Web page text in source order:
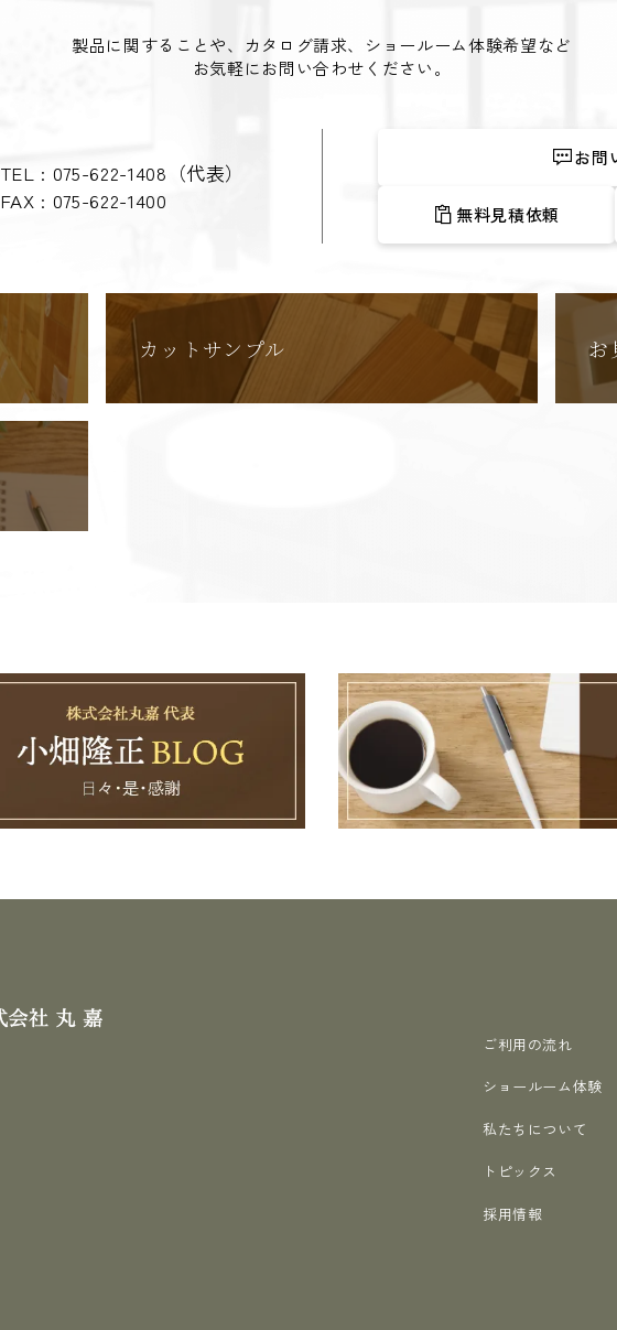
製品に関することや、カタログ請求、ショールーム体験希望など
お気軽にお問い合わせください。
TEL : 075-622-1408 （代表）
FAX : 075-622-1400
お問
無料見積依頼
カットサンプル お
ご利用の流れ
ショールーム体験
私たちについて
トピックス
採用情報